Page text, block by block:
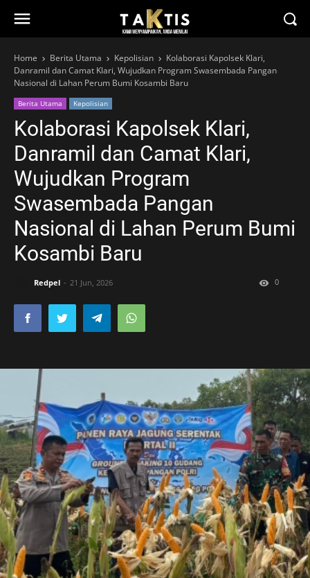
Home Berita Utama Kepolisian
Kolaborasi Kapolsek Klari,
Danramil dan Camat Klari, Wujudkan Program Swasembada Pangan
Nasional di Lahan Perum Bumi Kosambi Baru
Berita Utama Kepolisian
Kolaborasi Kapolsek Klari,
Danramil dan Camat Klari,
Wujudkan Program
Swasembada Pangan
Nasional di Lahan Perum Bumi
Kosambi Baru
Redpel 21 Jun, 2026 0